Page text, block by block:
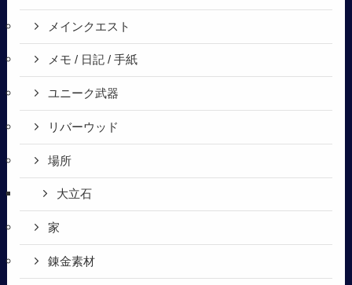
メインクエスト
メモ / 日記 / 手紙
ユニーク武器
リバーウッド
場所
大立石
家
錬金素材